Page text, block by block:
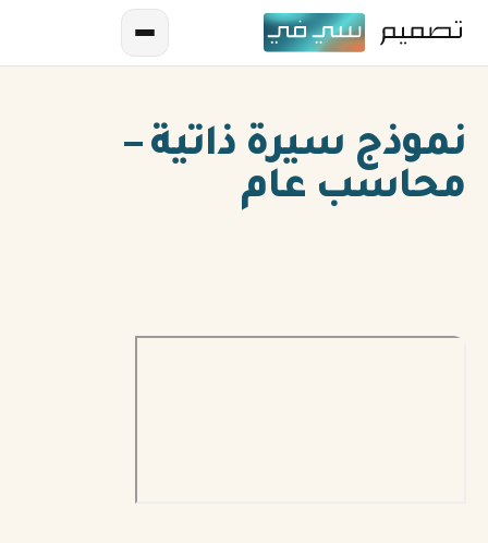
EN
نموذج سيرة ذاتية –
محاسب عام